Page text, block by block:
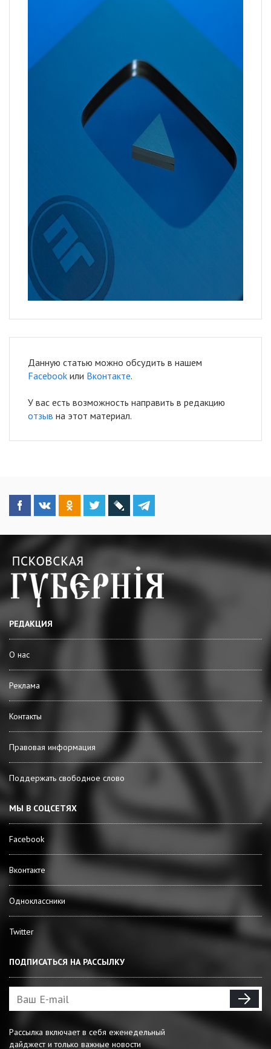
Данную статью можно обсудить в нашем
Facebook или Вконтакте.
У вас есть возможность направить в редакцию
отзыв на этот материал.
РЕДАКЦИЯ
О нас
Реклама
Контакты
Правовая информация
Поддержать свободное слово
МЫ В СОЦСЕТЯХ
Facebook
Вконтакте
Одноклассники
Twitter
ПОДПИСАТЬСЯ НА РАССЫЛКУ
Рассылка включает в себя еженедельный
дайджест и только важные новости